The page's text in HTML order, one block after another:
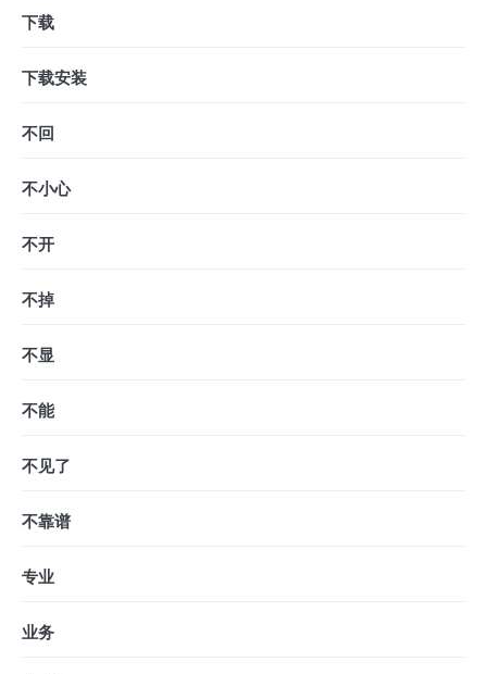
下载
下载安装
不回
不小心
不开
不掉
不显
不能
不见了
不靠谱
专业
业务